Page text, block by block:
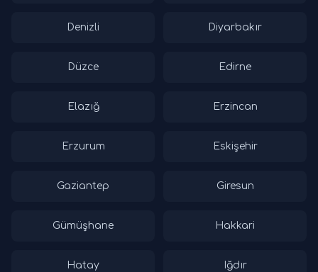
Denizli Diyarbakır
Düzce Edirne
Elazığ Erzincan
Erzurum Eskişehir
Gaziantep Giresun
Gümüşhane Hakkari
Hatay Iğdır